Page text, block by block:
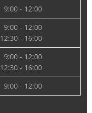
9:00 - 12:00
9:00 - 12:00
12:30 - 16:00
9:00 - 12:00
12:30 - 16:00
9:00 - 12:00